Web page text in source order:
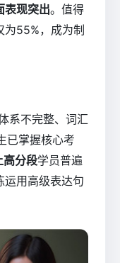
表现突出。值得
为55%，成为制
系不完整、词汇
已掌握核心考
分段学员普遍
运用高级表达句